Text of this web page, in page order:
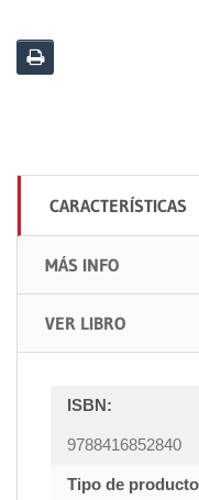
CARACTERÍSTICAS
MÁS INFO
VER LIBRO
ISBN:
9788416852840
Tipo de